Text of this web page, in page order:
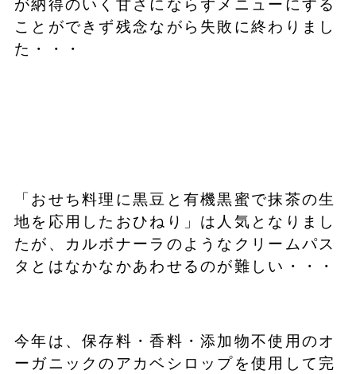
が納得のいく甘さにならずメニューにする
ことができず残念ながら失敗に終わりまし
た・・・
「おせち料理に黒豆と有機黒蜜で抹茶の生
地を応用したおひねり」は人気となりまし
たが、カルボナーラのようなクリームパス
タとはなかなかあわせるのが難しい・・・
今年は、保存料・香料・添加物不使用のオ
ーガニックのアカベシロップを使用して完